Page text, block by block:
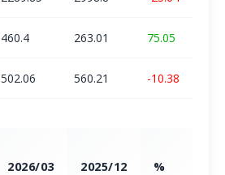
460.4 263.01 75.05
502.06 560.21 -10.38
2026/03 2025/12 %